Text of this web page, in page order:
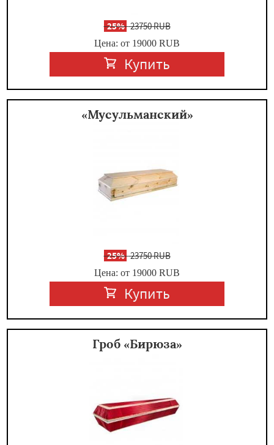
-25%23750 RUB
Цена: от 19000 RUB
Купить
«Мусульманский»
-25%23750 RUB
Цена: от 19000 RUB
Купить
Гроб «Бирюза»